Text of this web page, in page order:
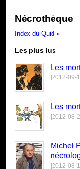
Nécrothèque
Index du Quid »
Les plus lus
Les
[2012-09-
Les
[2012-08-
Michel
[2012-08-